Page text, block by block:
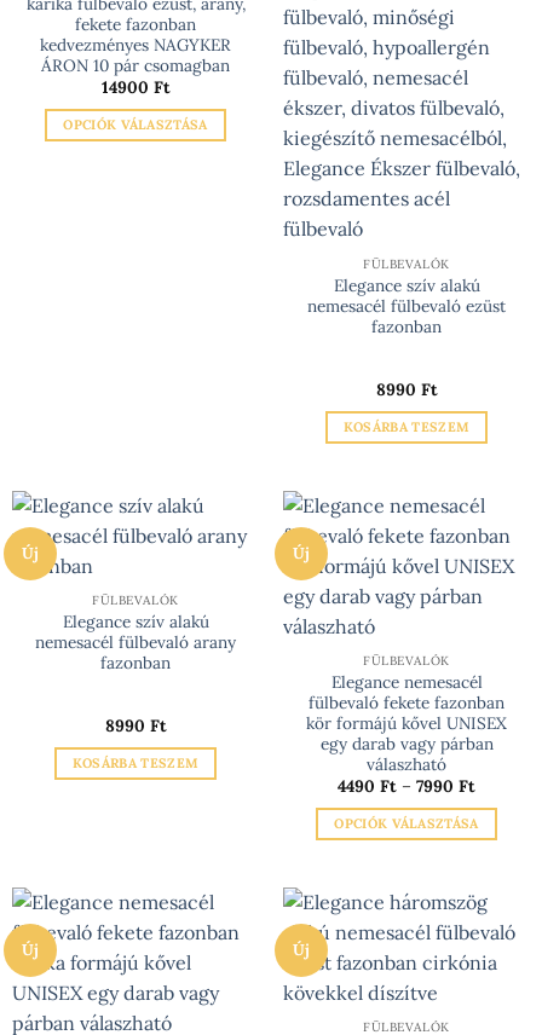
fekete fazonban
kedvezményes NAGYKER
ÁRON 10 pár csomagban
14900 Ft
OPCIÓK VÁLASZTÁSA
FÜLBEVALÓK
Elegance szív alakú
nemesacél fülbevaló ezüst
fazonban
8990 Ft
KOSÁRBA TESZEM
Új
FÜLBEVALÓK
Elegance szív alakú
nemesacél fülbevaló arany
fazonban
8990 Ft
KOSÁRBA TESZEM
Új
FÜLBEVALÓK
Elegance nemesacél
fülbevaló fekete fazonban
kör formájú kővel UNISEX
egy darab vagy párban
válaszható
4490 Ft – 7990 Ft
-
7990 Ft
OPCIÓK VÁLASZTÁSA
terméknek
több
variációja
van.
A
változatok
Új Új
FÜLBEVALÓK